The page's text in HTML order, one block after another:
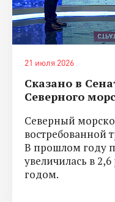
21 июля 2026
Сказано в
Северного
Северный
востребованной
В прошлом году
увеличилась в
годом.